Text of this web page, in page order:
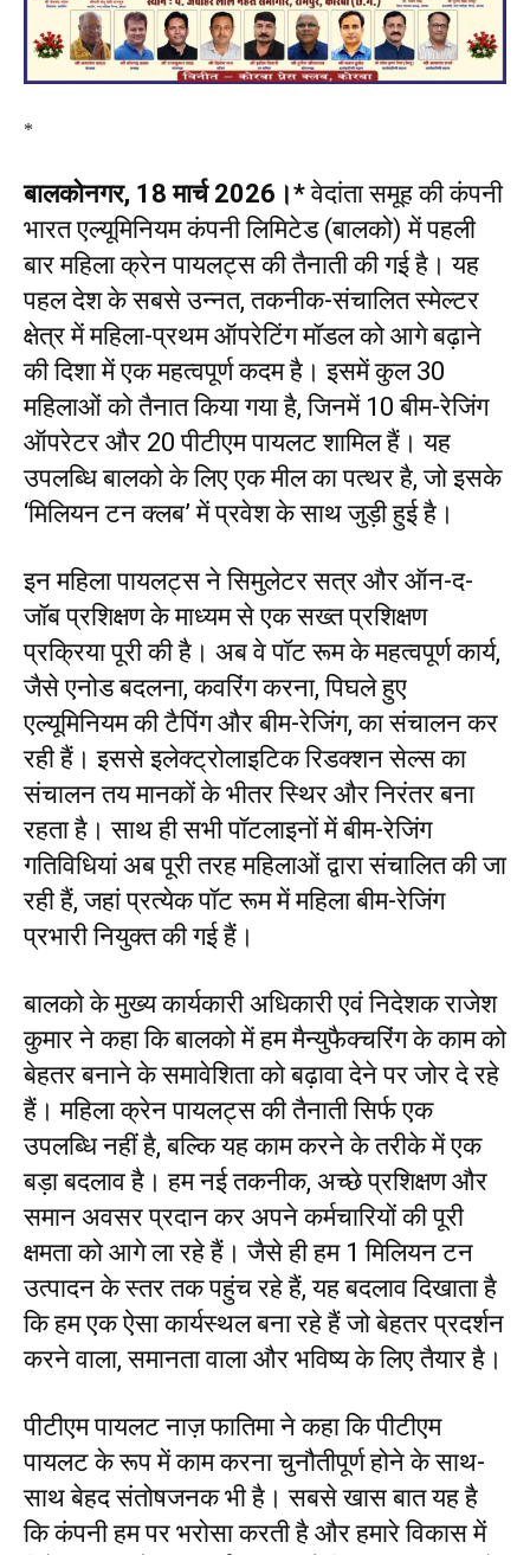
*
बालकोनगर, 18 मार्च 2026।*वेदांता समूह की कंपनी
भारत एल्यूमिनियम कंपनी लिमिटेड (बालको) में पहली
बार महिला क्रेन पायलट्स की तैनाती की गई है। यह
पहल देश के सबसे उन्नत, तकनीक-संचालित स्मेल्टर
क्षेत्र में महिला-प्रथम ऑपरेटिंग मॉडल को आगे बढ़ाने
की दिशा में एक महत्वपूर्ण कदम है। इसमें कुल 30
महिलाओं को तैनात किया गया है, जिनमें 10 बीम-रेजिंग
ऑपरेटर और 20 पीटीएम पायलट शामिल हैं। यह
उपलब्धि बालको के लिए एक मील का पत्थर है, जो इसके
‘मिलियन टन क्लब’ में प्रवेश के साथ जुड़ी हुई है।
इन महिला पायलट्स ने सिमुलेटर सत्र और ऑन-द-
जॉब प्रशिक्षण के माध्यम से एक सख्त प्रशिक्षण
प्रक्रिया पूरी की है। अब वे पॉट रूम के महत्वपूर्ण कार्य,
जैसे एनोड बदलना, कवरिंग करना, पिघले हुए
एल्यूमिनियम की टैपिंग और बीम-रेजिंग, का संचालन कर
रही हैं। इससे इलेक्ट्रोलाइटिक रिडक्शन सेल्स का
संचालन तय मानकों के भीतर स्थिर और निरंतर बना
रहता है। साथ ही सभी पॉटलाइनों में बीम-रेजिंग
गतिविधियां अब पूरी तरह महिलाओं द्वारा संचालित की जा
रही हैं, जहां प्रत्येक पॉट रूम में महिला बीम-रेजिंग
प्रभारी नियुक्त की गई हैं।
बालको के मुख्य कार्यकारी अधिकारी एवं निदेशक राजेश
कुमार ने कहा कि बालको में हम मैन्युफैक्चरिंग के काम को
बेहतर बनाने के समावेशिता को बढ़ावा देने पर जोर दे रहे
हैं। महिला क्रेन पायलट्स की तैनाती सिर्फ एक
उपलब्धि नहीं है, बल्कि यह काम करने के तरीके में एक
बड़ा बदलाव है। हम नई तकनीक, अच्छे प्रशिक्षण और
समान अवसर प्रदान कर अपने कर्मचारियों की पूरी
क्षमता को आगे ला रहे हैं। जैसे ही हम 1 मिलियन टन
उत्पादन के स्तर तक पहुंच रहे हैं, यह बदलाव दिखाता है
कि हम एक ऐसा कार्यस्थल बना रहे हैं जो बेहतर प्रदर्शन
करने वाला, समानता वाला और भविष्य के लिए तैयार है।
पीटीएम पायलट नाज़ फातिमा ने कहा कि पीटीएम
पायलट के रूप में काम करना चुनौतीपूर्ण होने के साथ-
साथ बेहद संतोषजनक भी है। सबसे खास बात यह है
कि कंपनी हम पर भरोसा करती है और हमारे विकास में